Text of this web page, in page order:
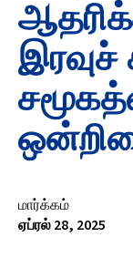
மார்க்கம்
ஏப்ரல் 28, 2025